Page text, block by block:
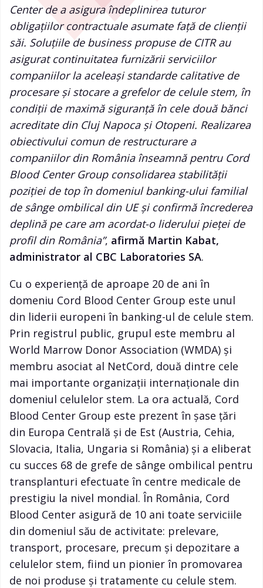
Center de a asigura îndeplinirea tuturor
obligațiilor contractuale asumate față de clienții
săi. Soluțiile de business propuse de CITR au
asigurat continuitatea furnizării serviciilor
companiilor la aceleași standarde calitative de
procesare și stocare a grefelor de celule stem, în
condiții de maximă siguranță în cele două bănci
acreditate din Cluj Napoca și Otopeni. Realizarea
obiectivului comun de restructurare a
companiilor din România înseamnă pentru Cord
Blood Center Group consolidarea stabilității
poziției de top în domeniul banking-ului familial
de sânge ombilical din UE și confirmă încrederea
deplină pe care am acordat-o liderului pieței de
profil din România”, afirmă Martin Kabat,
administrator al CBC Laboratories SA.
Cu o experiență de aproape 20 de ani în
domeniu Cord Blood Center Group este unul
din liderii europeni în banking-ul de celule stem.
Prin registrul public, grupul este membru al
World Marrow Donor Association (WMDA) și
membru asociat al NetCord, două dintre cele
mai importante organizații internaționale din
domeniul celulelor stem. La ora actuală, Cord
Blood Center Group este prezent în șase țări
din Europa Centrală și de Est (Austria, Cehia,
Slovacia, Italia, Ungaria si România) și a eliberat
cu succes 68 de grefe de sânge ombilical pentru
transplanturi efectuate în centre medicale de
prestigiu la nivel mondial. În România, Cord
Blood Center asigură de 10 ani toate serviciile
din domeniul său de activitate: prelevare,
transport, procesare, precum și depozitare a
celulelor stem, fiind un pionier în promovarea
de noi produse și tratamente cu celule stem.